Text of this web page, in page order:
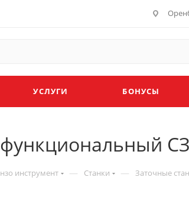
УСЛУГИ БОНУСЫ
инструмент — Станки — Заточные